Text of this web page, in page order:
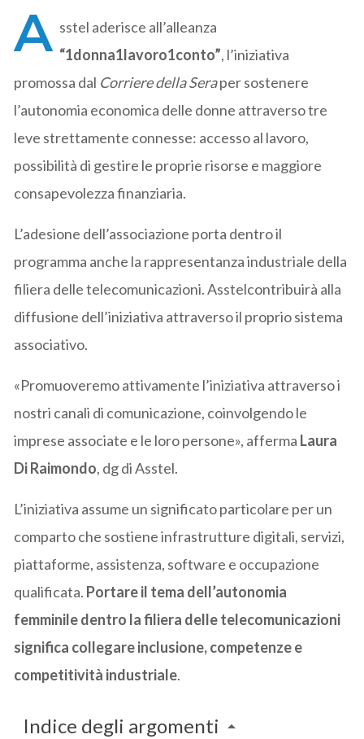
A sstel aderisce all’alleanza
“1donna1lavoro1conto”, l’iniziativa
promossa dal Corriere della Seraper sostenere
l’autonomia economica delle donne attraverso tre
leve strettamente connesse: accesso al lavoro,
possibilità di gestire le proprie risorse e maggiore
consapevolezza finanziaria.
L’adesione dell’associazione porta dentro il
programma anche la rappresentanza industriale della
filiera delle telecomunicazioni. Asstelcontribuirà alla
diffusione dell’iniziativa attraverso il proprio sistema
associativo.
«Promuoveremo attivamente l’iniziativa attraverso i
nostri canali di comunicazione, coinvolgendo le
imprese associate e le loro persone», afferma Laura
Di Raimondo, dg di Asstel.
L’iniziativa assume un significato particolare per un
comparto che sostiene infrastrutture digitali, servizi,
piattaforme, assistenza, software e occupazione
qualificata. Portare il tema dell’autonomia
femminile dentro la filiera delle telecomunicazioni
significa collegare inclusione, competenze e
competitività industriale.
Indice degli argomenti